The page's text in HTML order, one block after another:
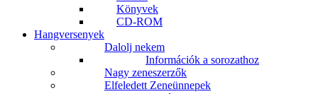
Könyvek
CD-ROM
Hangversenyek
Dalolj nekem
Információk a sorozathoz
Nagy zeneszerzők
Elfeledett Zeneünnepek